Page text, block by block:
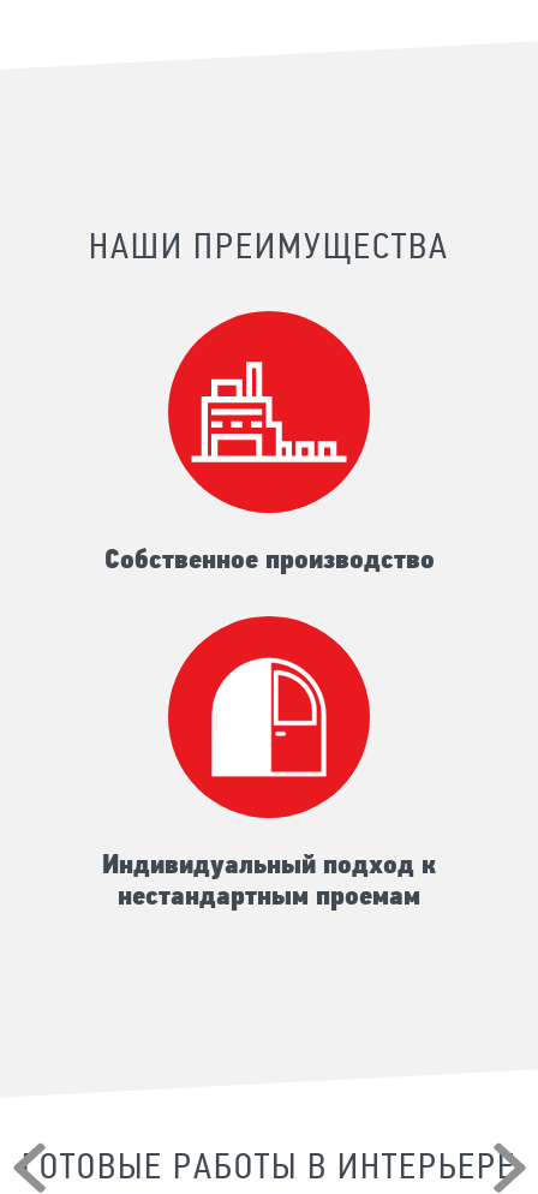
НАШИ ПРЕИМУЩЕСТВА
Собственное производство
Индивидуальный подход к
нестандартным проемам
ГОТОВЫЕ РАБОТЫ В ИНТЕРЬЕРЕ